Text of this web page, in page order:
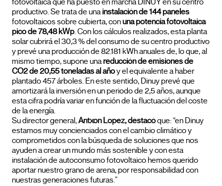
fotovoltaica que ha puesto en marcha DINUY en su centro
productivo. Se trata de una instalación de 144 paneles
fotovoltaicos sobre cubierta, conuna potencia fotovoltaica
pico de 78,48 kWp. Con los cálculos realizados, esta planta
solar cubrirá el 30,3 % del consumo de su centro productivo
y prevé una producción de 82.181 kWh anuales de, lo que, al
mismo tiempo, supone unareducción de emisiones de
CO2 de 20,55 toneladas al añoy el equivalente a haber
plantado 457 árboles. En este sentido, Dinuy prevé que
amortizará la inversión en un periodo de 2,5 años, aunque
esta cifra podría variar en función de la fluctuación del coste
de la energía.
Su director general,Antxon Lopez, destacóque: “en Dinuy
estamos muy concienciados con el cambio climático y
comprometidos con la búsqueda de soluciones que nos
ayuden a crear un mundo más sostenible y con esta
instalación de autoconsumo fotovoltaico hemos querido
aportar nuestro grano de arena, por responsabilidad con
nuestras generaciones futuras."